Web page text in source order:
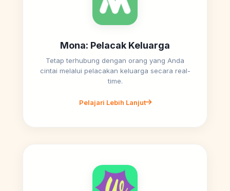
Mona: Pelacak Keluarga
Tetap terhubung dengan orang yang Anda
cintai melalui pelacakan keluarga secara real-
time.
Pelajari Lebih Lanjut